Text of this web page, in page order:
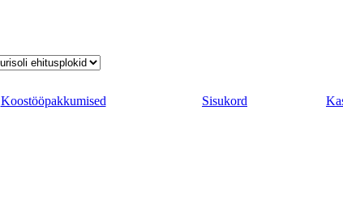
Koostööpakkumised Sisukord